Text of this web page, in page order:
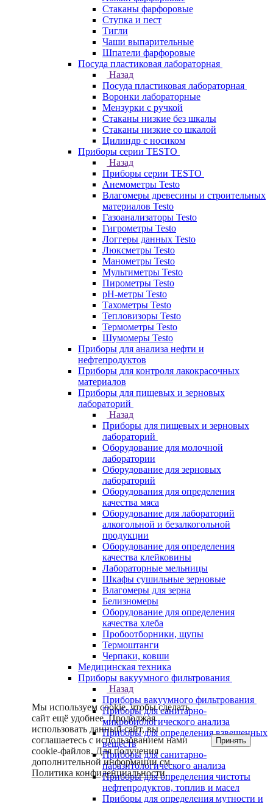
Стаканы фарфоровые
Ступка и пест
Тигли
Чаши выпарительные
Шпатели фарфоровые
Посуда пластиковая лабораторная
Назад
Посуда пластиковая лабораторная
Воронки лабораторные
Мензурки с ручкой
Стаканы низкие без шкалы
Стаканы низкие со шкалой
Цилиндр с носиком
Приборы серии TESTO
Назад
Приборы серии TESTO
Анемометры Testo
Влагомеры древесины и строительных
материалов Testo
Газоанализаторы Testo
Гигрометры Testo
Логгеры данных Testo
Люксметры Testo
Манометры Testo
Мультиметры Testo
Пирометры Testo
pH-метры Testo
Тахометры Testo
Тепловизоры Testo
Термометры Testo
Шумомеры Testo
Приборы для анализа нефти и
нефтепродуктов
Приборы для контроля лакокрасочных
материалов
Приборы для пищевых и зерновых
лабораторий
Назад
Приборы для пищевых и зерновых
лабораторий
Оборудование для молочной
лаборатории
Оборудование для зерновых
лабораторий
Оборудования для определения
качества мяса
Оборудование для лабораторий
алкогольной и безалкогольной
продукции
Оборудование для определения
качества клейковины
Лабораторные мельницы
Шкафы сушильные зерновые
Влагомеры для зерна
Белизномеры
Оборудование для определения
качества хлеба
Пробоотборники, щупы
Термоштанги
Черпаки, ковши
Медицинская техника
Приборы вакуумного фильтрования
Назад
Приборы вакуумного фильтрования
Приборы для санитарно-
микробиологического анализа
Приборы для определения взвешенных
веществ
Приборы для санитарно-
паразитологического анализа
Приборы для определения чистоты
нефтепродуктов, топлив и масел
Приборы для определения мутности и
Мы используем cookie, чтобы сделать
сайт ещё удобнее. Продолжая
использовать данный сайт, вы
соглашаетесь с использованием нами
cookie-файлов. Для получения
дополнительной информации см.
Политика конфиденциальности.
Принять